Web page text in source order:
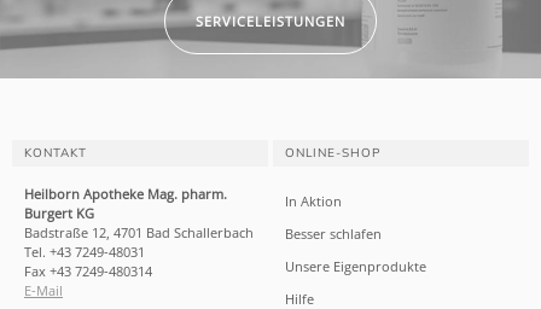
SERVICELEISTUNGEN
KONTAKT
Heilborn Apotheke Mag. pharm.
Burgert KG
Badstraße 12, 4701 Bad Schallerbach
Tel. +43 7249-48031
Fax +43 7249-480314
E-Mail
ONLINE-SHOP
In Aktion
Besser schlafen
Unsere Eigenprodukte
Hilfe